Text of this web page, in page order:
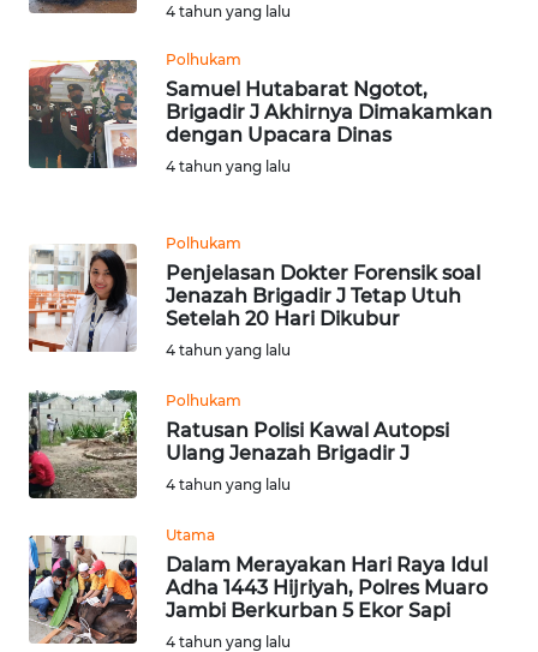
4 tahun yang lalu
Polhukam
Samuel Hutabarat Ngotot,
Brigadir J Akhirnya Dimakamkan
dengan Upacara Dinas
4 tahun yang lalu
Polhukam
Penjelasan Dokter Forensik soal
Jenazah Brigadir J Tetap Utuh
Setelah 20 Hari Dikubur
4 tahun yang lalu
Polhukam
Ratusan Polisi Kawal Autopsi
Ulang Jenazah Brigadir J
4 tahun yang lalu
Utama
Dalam Merayakan Hari Raya Idul
Adha 1443 Hijriyah, Polres Muaro
Jambi Berkurban 5 Ekor Sapi
4 tahun yang lalu
OPINI
EDITORIAL
INDEKS
BERITA
KAMI
INFO
IKLAN
TENTANG
KAMI
PEDOMAN